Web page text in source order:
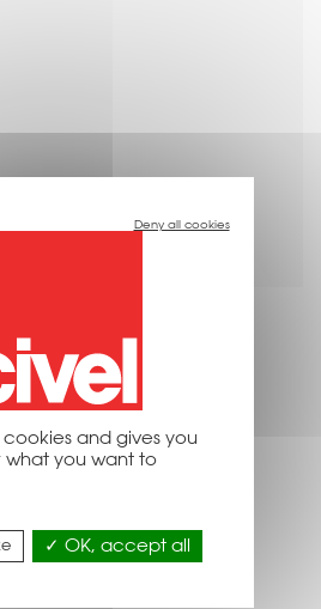
sélections
Deny all cookies
cookies and gives you
what you want to
OK, accept all